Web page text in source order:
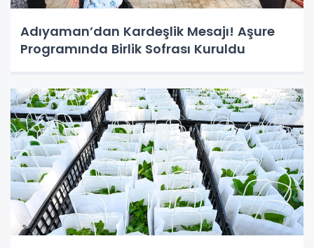
Adıyaman’dan Kardeşlik Mesajı! Aşure
Programında Birlik Sofrası Kuruldu